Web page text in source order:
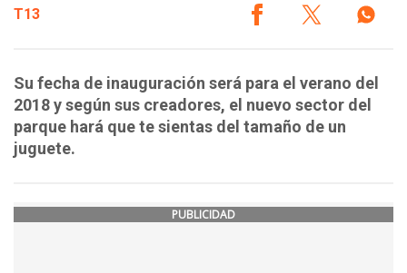
T13
Su fecha de inauguración será para el verano del
2018 y según sus creadores, el nuevo sector del
parque hará que te sientas del tamaño de un
juguete.
PUBLICIDAD